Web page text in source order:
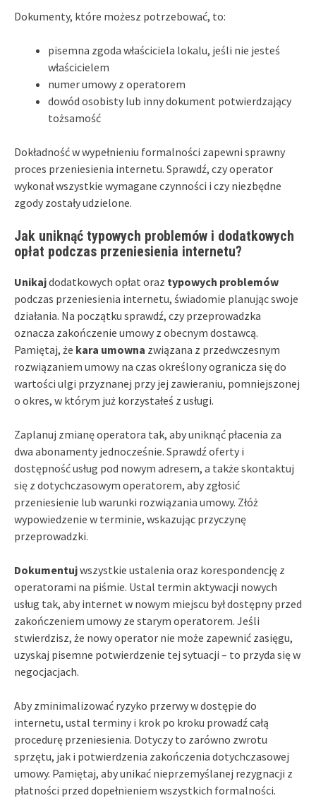
Dokumenty, które możesz potrzebować, to:
pisemna zgoda właściciela lokalu, jeśli nie jesteś
właścicielem
numer umowy z operatorem
dowód osobisty lub inny dokument potwierdzający
tożsamość
Dokładność w wypełnieniu formalności zapewni sprawny
proces przeniesienia internetu. Sprawdź, czy operator
wykonał wszystkie wymagane czynności i czy niezbędne
zgody zostały udzielone.
Jak uniknąć typowych problemów i dodatkowych
opłat podczas przeniesienia internetu?
Unikajdodatkowych opłat oraz typowych problemów
podczas przeniesienia internetu, świadomie planując swoje
działania. Na początku sprawdź, czy przeprowadzka
oznacza zakończenie umowy z obecnym dostawcą.
Pamiętaj, że kara umowna związana z przedwczesnym
rozwiązaniem umowy na czas określony ogranicza się do
wartości ulgi przyznanej przy jej zawieraniu, pomniejszonej
o okres, w którym już korzystałeś z usługi.
Zaplanuj zmianę operatora tak, aby uniknąć płacenia za
dwa abonamenty jednocześnie. Sprawdź oferty i
dostępność usług pod nowym adresem, a także skontaktuj
się z dotychczasowym operatorem, aby zgłosić
przeniesienie lub warunki rozwiązania umowy. Złóż
wypowiedzenie w terminie, wskazując przyczynę
przeprowadzki.
Dokumentujwszystkie ustalenia oraz korespondencję z
operatorami na piśmie. Ustal termin aktywacji nowych
usług tak, aby internet w nowym miejscu był dostępny przed
zakończeniem umowy ze starym operatorem. Jeśli
stwierdzisz, że nowy operator nie może zapewnić zasięgu,
uzyskaj pisemne potwierdzenie tej sytuacji – to przyda się w
negocjacjach.
Aby zminimalizować ryzyko przerwy w dostępie do
internetu, ustal terminy i krok po kroku prowadź całą
procedurę przeniesienia. Dotyczy to zarówno zwrotu
sprzętu, jak i potwierdzenia zakończenia dotychczasowej
umowy. Pamiętaj, aby unikać nieprzemyślanej rezygnacji z
płatności przed dopełnieniem wszystkich formalności.